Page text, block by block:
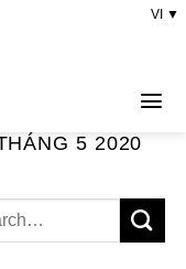
VI ▼
5 2020